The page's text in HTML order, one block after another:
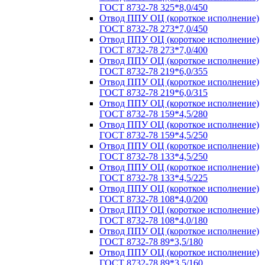
ГОСТ 8732-78 325*8,0/450
Отвод ППУ ОЦ (короткое исполнение)
ГОСТ 8732-78 273*7,0/450
Отвод ППУ ОЦ (короткое исполнение)
ГОСТ 8732-78 273*7,0/400
Отвод ППУ ОЦ (короткое исполнение)
ГОСТ 8732-78 219*6,0/355
Отвод ППУ ОЦ (короткое исполнение)
ГОСТ 8732-78 219*6,0/315
Отвод ППУ ОЦ (короткое исполнение)
ГОСТ 8732-78 159*4,5/280
Отвод ППУ ОЦ (короткое исполнение)
ГОСТ 8732-78 159*4,5/250
Отвод ППУ ОЦ (короткое исполнение)
ГОСТ 8732-78 133*4,5/250
Отвод ППУ ОЦ (короткое исполнение)
ГОСТ 8732-78 133*4,5/225
Отвод ППУ ОЦ (короткое исполнение)
ГОСТ 8732-78 108*4,0/200
Отвод ППУ ОЦ (короткое исполнение)
ГОСТ 8732-78 108*4,0/180
Отвод ППУ ОЦ (короткое исполнение)
ГОСТ 8732-78 89*3,5/180
Отвод ППУ ОЦ (короткое исполнение)
ГОСТ 8732-78 89*3,5/160